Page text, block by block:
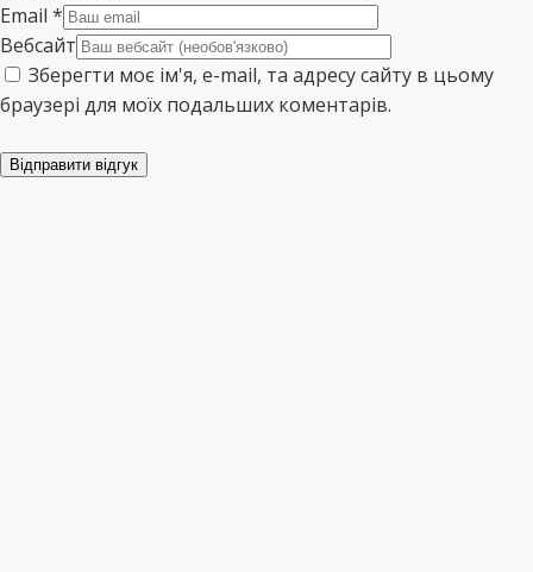
Email *
Вебсайт
Зберегти моє ім'я, e-mail, та адресу сайту в цьому
браузері для моїх подальших коментарів.
Відправити відгук